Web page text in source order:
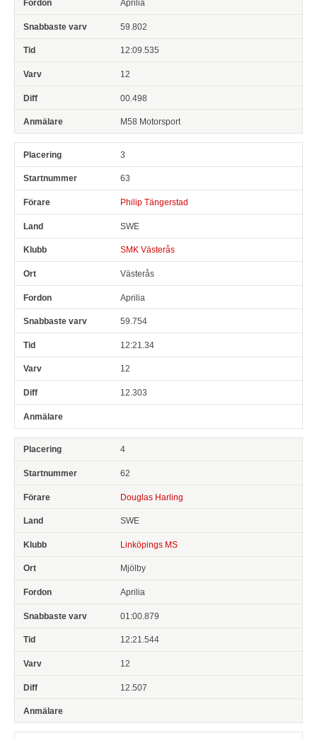
Aprilia
59.802
12:09.535
12
00.498
M58 Motorsport
3
63
Philip Tängerstad
SWE
SMK Västerås
Västerås
Aprilia
59.754
12:21.34
12
12.303
4
62
Douglas Harling
SWE
Linköpings MS
Mjölby
Aprilia
01:00.879
12:21.544
12
12.507